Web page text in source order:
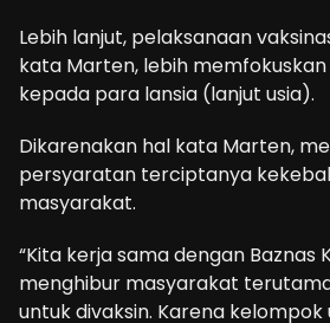
Lebih lanjut, pelaksanaan
kata Marten, lebih
kepada para lansia (lanjut usia).
Dikarenakan hal kata Marten,
persyaratan terciptanya
masyarakat.
“Kita kerja sama dengan Baznas
menghibur masyarakat
untuk divaksin. Karena kelompok